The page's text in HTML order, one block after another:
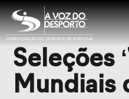
Sobre a
Seleções
Mundiais